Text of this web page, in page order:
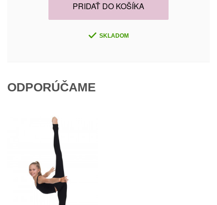
PRIDAŤ DO KOŠÍKA
SKLADOM
ODPORÚČAME